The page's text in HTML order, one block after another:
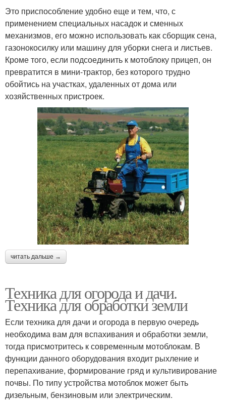
Это приспособление удобно еще и тем, что, с
применением специальных насадок и сменных
механизмов, его можно использовать как сборщик сена,
газонокосилку или машину для уборки снега и листьев.
Кроме того, если подсоединить к мотоблоку прицеп, он
превратится в мини-трактор, без которого трудно
обойтись на участках, удаленных от дома или
хозяйственных пристроек.
читать дальше →
Техника для огорода и дачи.
Техника для обработки земли
Если техника для дачи и огорода в первую очередь
необходима вам для вспахивания и обработки земли,
тогда присмотритесь к современным мотоблокам. В
функции данного оборудования входит рыхление и
перепахивание, формирование гряд и культивирование
почвы. По типу устройства мотоблок может быть
дизельным, бензиновым или электрическим.